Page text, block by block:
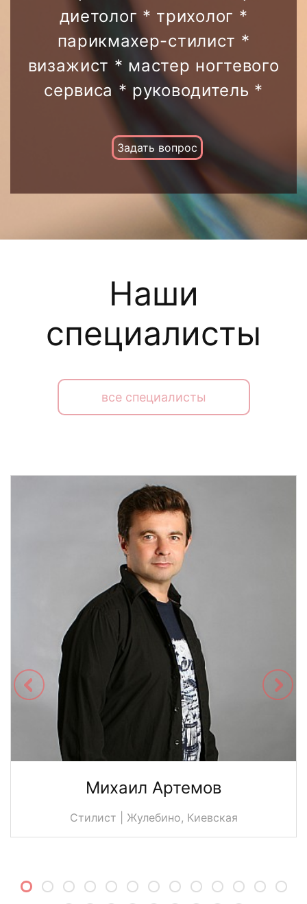
диетолог * трихолог *
парикмахер-стилист *
визажист * мастер ногтевого
сервиса * руководитель *
Задать вопрос
Наши
специалисты
все специалисты
Михаил Артемов
Стилист | Жулебино, Киевская